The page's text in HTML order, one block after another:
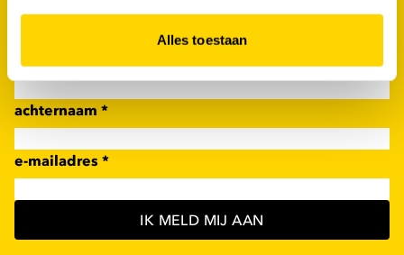
Alles toestaan
achternaam *
e-mailadres *
IK MELD MIJ AAN